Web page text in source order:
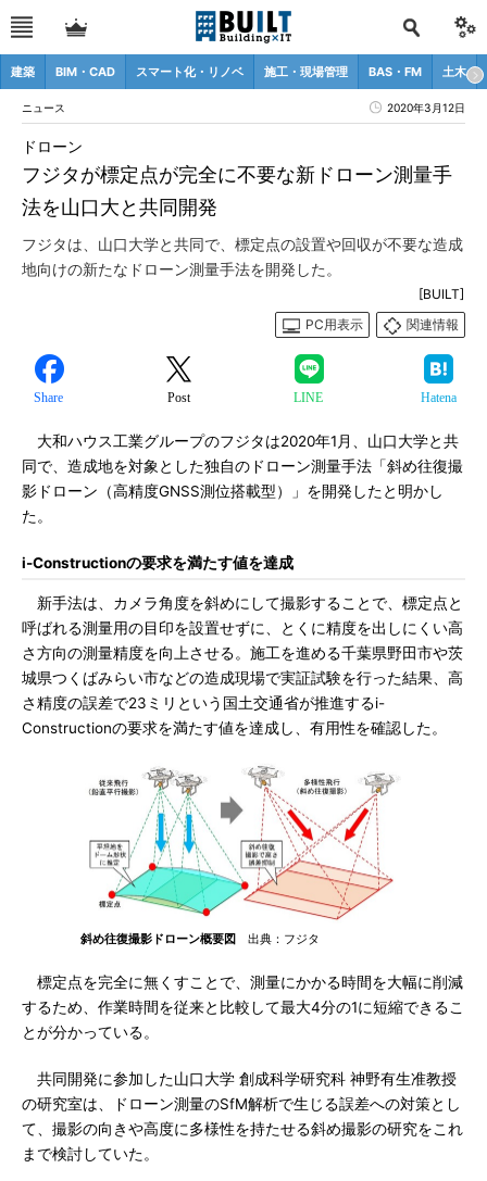
建築 BIM・CAD スマート化・リノベ 施工・現場管理 BAS・FM 土木
ニュース 2020年3月12日
フジタが標定点が完全に不要な新ドローン測量手
法を山口大と共同開発
ドローン
フジタは、山口大学と共同で、標定点の設置や回収が不要な造成
地向けの新たなドローン測量手法を開発した。
[BUILT]
PC用表示
関連情報
Share Post LINE Hatena
大和ハウス工業グループのフジタは2020年1月、山口大学と共
同で、造成地を対象とした独自のドローン測量手法「斜め往復撮
影ドローン（高精度GNSS測位搭載型）」を開発したと明かし
た。
i-Constructionの要求を満たす値を達成
新手法は、カメラ角度を斜めにして撮影することで、標定点と
呼ばれる測量用の目印を設置せずに、とくに精度を出しにくい高
さ方向の測量精度を向上させる。施工を進める千葉県野田市や茨
城県つくばみらい市などの造成現場で実証試験を行った結果、高
さ精度の誤差で23ミリという国土交通省が推進するi-
Constructionの要求を満たす値を達成し、有用性を確認した。
斜め往復撮影ドローン概要図 出典：フジタ
標定点を完全に無くすことで、測量にかかる時間を大幅に削減
するため、作業時間を従来と比較して最大4分の1に短縮できるこ
とが分かっている。
共同開発に参加した山口大学 創成科学研究科 神野有生准教授
の研究室は、ドローン測量のSfM解析で生じる誤差への対策とし
て、撮影の向きや高度に多様性を持たせる斜め撮影の研究をこれ
まで検討していた。